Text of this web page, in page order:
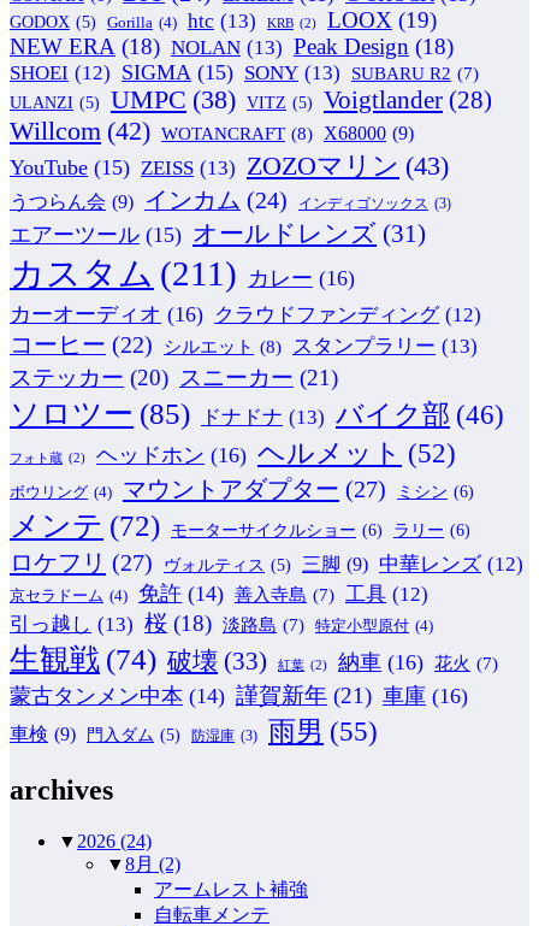
GODOX (5) Gorilla (4) htc (13) KRB (2) LOOX (19)
NEW ERA (18) NOLAN (13) Peak Design (18)
SHOEI (12) SIGMA (15) SONY (13) SUBARU R2 (7)
ULANZI (5) UMPC (38) VITZ (5) Voigtlander (28)
Willcom (42) WOTANCRAFT (8) X68000 (9)
YouTube (15) ZEISS (13) ZOZOマリン (43)
うつらん会 (9) インカム (24) インディゴソックス (3)
エアーツール (15) オールドレンズ (31)
カスタム (211) カレー (16)
カーオーディオ (16) クラウドファンディング (12)
コーヒー (22) シルエット (8) スタンプラリー (13)
ステッカー (20) スニーカー (21)
ソロツー (85) ドナドナ (13) バイク部 (46)
フォト蔵 (2) ヘッドホン (16) ヘルメット (52)
ボウリング (4) マウントアダプター (27) ミシン (6)
メンテ (72) モーターサイクルショー (6) ラリー (6)
ロケフリ (27) ヴォルティス (5) 三脚 (9) 中華レンズ (12)
京セラドーム (4) 免許 (14) 善入寺島 (7) 工具 (12)
引っ越し (13) 桜 (18) 淡路島 (7) 特定小型原付 (4)
生観戦 (74) 破壊 (33) 紅葉 (2) 納車 (16) 花火 (7)
蒙古タンメン中本 (14) 謹賀新年 (21) 車庫 (16)
車検 (9) 門入ダム (5) 防湿庫 (3) 雨男 (55)
archives
▼ 2026 (24)
▼8月 (2)
アームレスト補強
自転車メンテ